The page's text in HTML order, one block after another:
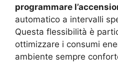
programmare
automatico a intervalli
Questa flessibilità è
ottimizzare i consumi
ambiente sempre